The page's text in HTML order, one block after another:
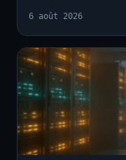
6 août 2026